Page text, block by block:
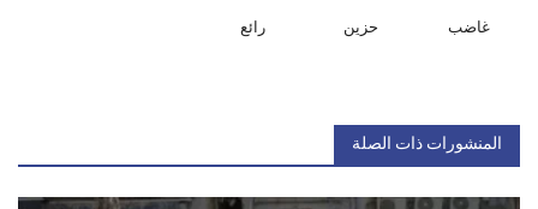
غاضب حزين رائع
المنشورات ذات الصلة